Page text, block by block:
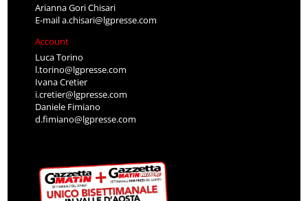
Arianna Gori Chisari
E-maila.chisari@lgpresse.com
Account
Luca Torino
l.torino@lgpresse.com
Ivana Cretier
i.cretier@lgpresse.com
Daniele Fimiano
d.fimiano@lgpresse.com